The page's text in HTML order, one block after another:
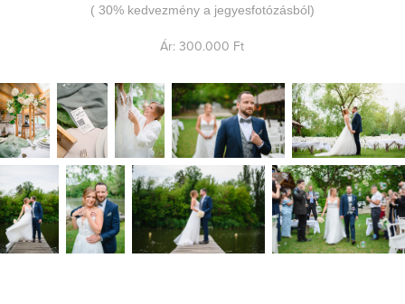
( 30% kedvezmény a jegyesfotózásból)
Ár: 300.000 Ft